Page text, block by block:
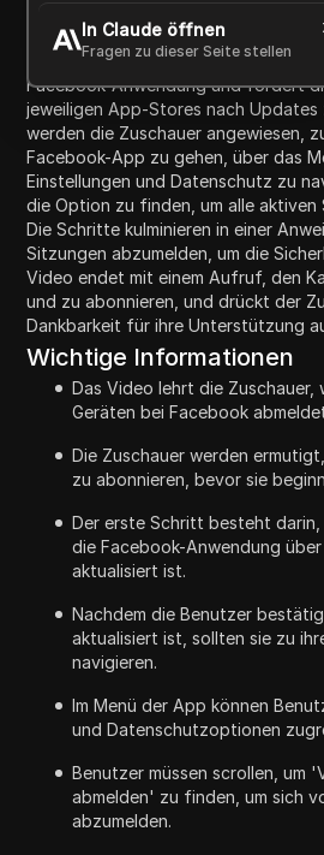
In Claude öffnen
Fragen zu dieser Seite stellen
beginnt damit, die Zuschauer zu
liken und zu abonnieren, bevor es
Der Moderator erklärt die
Facebook-Anwendung und fordert
jeweiligen App-Stores nach Updates
werden die Zuschauer angewiesen,
Facebook-App zu gehen, über das
Einstellungen und Datenschutz zu
die Option zu finden, um alle aktiven
Die Schritte kulminieren in einer
Sitzungen abzumelden, um die
Video endet mit einem Aufruf, den
und zu abonnieren, und drückt der
Dankbarkeit für ihre Unterstützung
Wichtige Informationen
Das Video lehrt die Zuschauer,
Geräten bei Facebook
Die Zuschauer werden
zu abonnieren, bevor sie
Der erste Schritt besteht darin,
die Facebook-Anwendung
aktualisiert ist.
Nachdem die Benutzer
aktualisiert ist, sollten sie zu
navigieren.
Im Menü der App können
und Datenschutzoptionen
Benutzer müssen scrollen, um
abmelden' zu finden, um sich
abzumelden.